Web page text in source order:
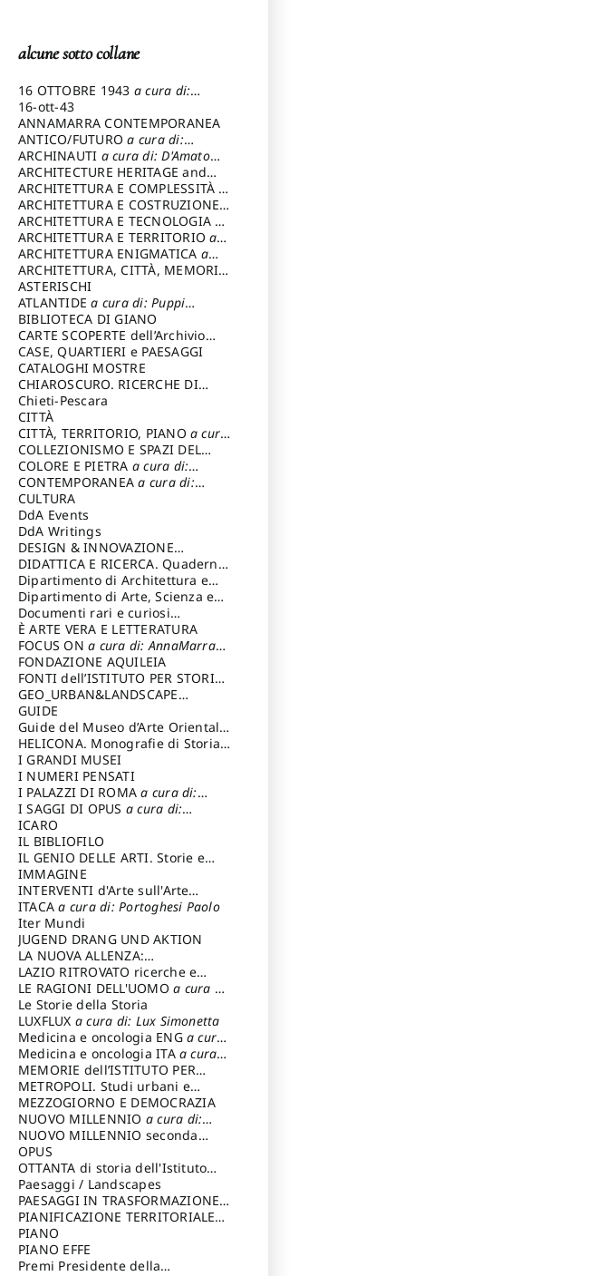
alcune sotto collane
16 OTTOBRE 1943 a cura di:
Pezzetti Marcello
16-ott-43
ANNAMARRA CONTEMPORANEA
ANTICO/FUTUROa cura di:
Varagnoli Claudio
ARCHINAUTI a cura di: D'Amato
Claudio
ARCHITECTURE HERITAGE and
DESIGN
ARCHITETTURA E COMPLESSITÀ a
cura di: Piva Antonio
ARCHITETTURA E COSTRUZIONEa
cura di: Poretti Sergio
ARCHITETTURA E TECNOLOGIA a
cura di: Carrara Gianfranco
ARCHITETTURA E TERRITORIOa
cura di: Pietrogrande Enrico
ARCHITETTURA ENIGMATICA a
cura di: Lenci Ruggero
ARCHITETTURA, CITTÀ, MEMORIA
a cura di: Valeriani Enrico
ASTERISCHI
ATLANTIDEa cura di: Puppi
Lionello
BIBLIOTECA DI GIANO
CARTE SCOPERTE dell’Archivio
Storico Capitolino
CASE, QUARTIERI e PAESAGGI
CATALOGHI MOSTRE
CHIAROSCURO. RICERCHE DI
STORIA E STORIA DELL'ARTE
cura di: Di Carpegna Falconieri
Tommaso
Chieti-Pescara
CITTÀ
CITTÀ, TERRITORIO, PIANO a cura
di: Imbesi Giuseppe
COLLEZIONISMO E SPAZI DEL
COLLEZIONISMO a cura di:
Magnani Lauro
COLORE E PIETRA a cura di:
Selvaggi Giuseppe
CONTEMPORANEAa cura di:
Gubinelli Luna
CULTURA
DdA Events
DdA Writings
DESIGN & INNOVAZIONE
TECNOLOGICAa cura di: Vallicelli
Andrea
DIDATTICA E RICERCA. Quaderni
della Scuola
Dipartimento di Architettura e
Analisi della Città Mediterranea
Dipartimento di Arte, Scienza e
Tecnica del Costuire
Documenti rari e curiosi
dall'Archivio Segreto
È ARTE VERA E LETTERATURA
FOCUS ONa cura di: AnnaMarra
Contemporanea
FONDAZIONE AQUILEIA
FONTI dell’ISTITUTO PER STORIA
DEL RISORGIMENTO
GEO_URBAN&LANDSCAPE
PLANNING (GULP)
Trusiani Elio
GUIDE
Guide del Museo d’Arte Orientale
“Giuseppe Tucci”
HELICONA. Monografie di Storia
dell'Artea cura di: Gallo Marco
I GRANDI MUSEI
I NUMERI PENSATI
I PALAZZI DI ROMAa cura di:
Ippoliti Alessandro
I SAGGI DI OPUS a cura di:
Scalesse Tommaso
ICARO
IL BIBLIOFILO
IL GENIO DELLE ARTI. Storie e
interpretazione
IMMAGINE
INTERVENTI d'Arte sull'Arte
dedicata alla cultura della
conservazione d’arte
Fondazione Paola Droghetti onlus
ITACAa cura di: Portoghesi Paolo
Iter Mundi
JUGEND DRANG UND AKTION
LA NUOVA ALLENZA:
ARCHITETTURA & AMBIENTE
LAZIO RITROVATO ricerche e
restauri
LE RAGIONI DELL'UOMOa cura di:
Lombardi Satriani Luigi
Le Storie della Storia
LUXFLUX a cura di: Lux Simonetta
Medicina e oncologia ENG a cura
di: Lopez Massimo
Medicina e oncologia ITA a cura
di: Lopez Massimo
MEMORIE dell’ISTITUTO PER
STORIA DEL RISORGIMENTO
METROPOLI. Studi urbani e
regionali
MEZZOGIORNO E DEMOCRAZIA
NUOVO MILLENNIO a cura di:
Capaldo Pellegrino
NUOVO MILLENNIO seconda
serie
Francesco
OPUS
OTTANTA di storia dell'Istituto
storia dell’Istitutoa cura di:
Cavalieri Patrizia
Paesaggi / Landscapes
PAESAGGI IN TRASFORMAZIONEa
cura di: Corti Enrico A.
PIANIFICAZIONE TERRITORIALE
URBANISTICA ED AMBIENTALE
cura di: Costa Enrico
PIANO
PIANO EFFE
Premi Presidente della